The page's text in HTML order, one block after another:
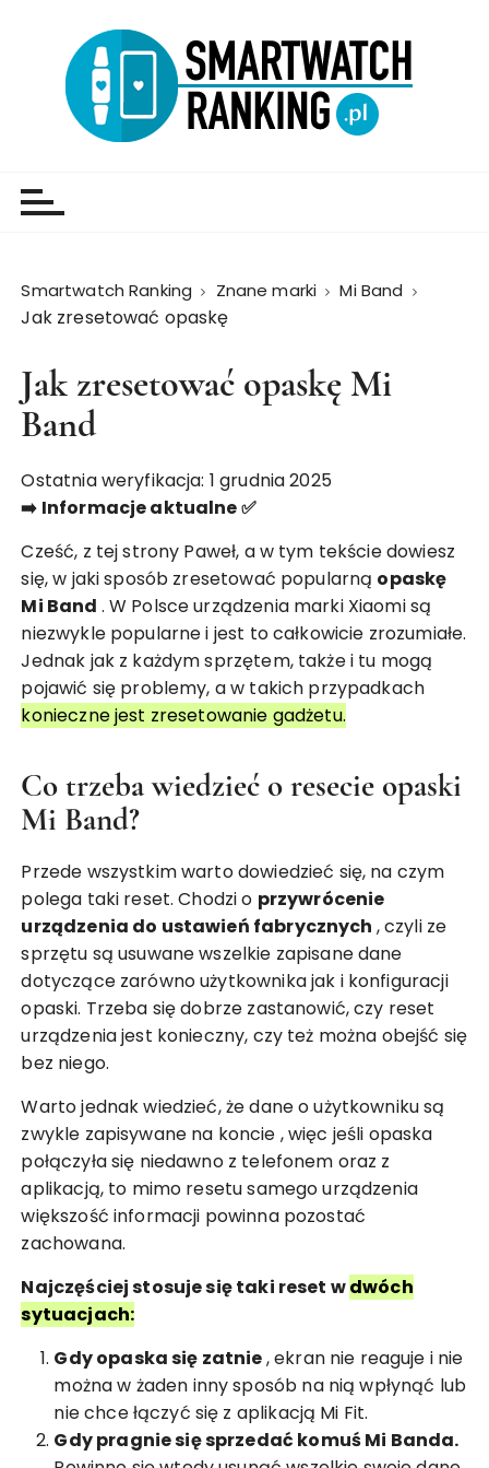
Smartwatch Ranking Znane marki Mi Band
Jak zresetować opaskę
Jak zresetować opaskę Mi
Band
Ostatnia weryfikacja: 1 grudnia 2025
➡️ Informacje aktualne ✅
Cześć, z tej strony Paweł, a w tym tekście dowiesz
się, w jaki sposób zresetować popularną opaskę
Mi Band . W Polsce urządzenia marki Xiaomi są
niezwykle popularne i jest to całkowicie zrozumiałe.
Jednak jak z każdym sprzętem, także i tu mogą
pojawić się problemy, a w takich przypadkach
konieczne jest zresetowanie gadżetu.
Co trzeba wiedzieć o resecie opaski
Mi Band?
Przede wszystkim warto dowiedzieć się, na czym
polega taki reset. Chodzi o przywrócenie
urządzenia do ustawień fabrycznych , czyli ze
sprzętu są usuwane wszelkie zapisane dane
dotyczące zarówno użytkownika jak i konfiguracji
opaski. Trzeba się dobrze zastanowić, czy reset
urządzenia jest konieczny, czy też można obejść się
bez niego.
Warto jednak wiedzieć, że dane o użytkowniku są
zwykle zapisywane na koncie , więc jeśli opaska
połączyła się niedawno z telefonem oraz z
aplikacją, to mimo resetu samego urządzenia
większość informacji powinna pozostać
zachowana.
Najczęściej stosuje się taki reset wdwóch
sytuacjach:
Gdy opaska się zatnie, ekran nie reaguje i nie
można w żaden inny sposób na nią wpłynąć lub
nie chce łączyć się z aplikacją Mi Fit.
Gdy pragnie się sprzedać komuś Mi Banda.